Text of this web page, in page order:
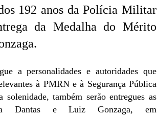
192 anos da Polícia Militar
da Medalha do Mérito
a personalidades e autoridades que
à PMRN e à Segurança Pública
solenidade, também serão entregues as
Dantas e Luiz Gonzaga, em